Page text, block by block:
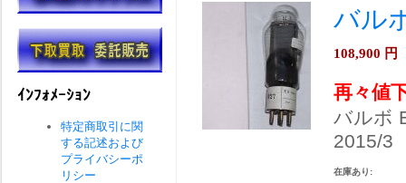
バル
108,900 円
再々値
バルボ
2015/3
在庫あり:
ｲﾝﾌｫﾒｰｼｮﾝ
特定商取引に関
する記述および
プライバシーポ
リシー